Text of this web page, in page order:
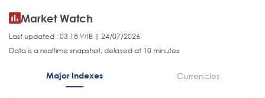
Market Watch
Last updated : 03.18 WIB | 24/07/2026
Data is a realtime snapshot, delayed at 10 minutes
Major Indexes Currencies